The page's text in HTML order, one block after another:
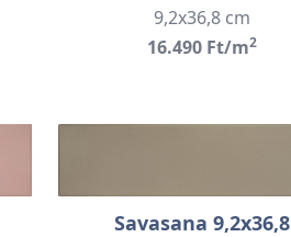
9,2x36,8 cm
16.490 Ft/m2
Savasana 9,2x36,8